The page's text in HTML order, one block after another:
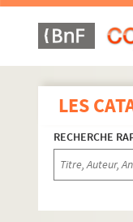
LES
RECHERCHE